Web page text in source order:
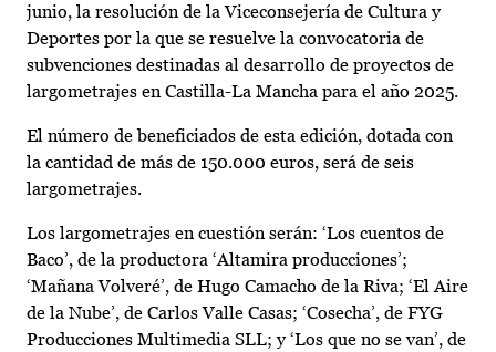
junio, la resolución de la Viceconsejería de Cultura y
Deportes por la que se resuelve la convocatoria de
subvenciones destinadas al desarrollo de proyectos de
largometrajes en Castilla-La Mancha para el año 2025.
El número de beneficiados de esta edición, dotada con
la cantidad de más de 150.000 euros, será de seis
largometrajes.
Los largometrajes en cuestión serán: ‘Los cuentos de
Baco’, de la productora ‘Altamira producciones’;
‘Mañana Volveré’, de Hugo Camacho de la Riva; ‘El Aire
de la Nube’, de Carlos Valle Casas; ‘Cosecha’, de FYG
Producciones Multimedia SLL; y ‘Los que no se van’, de